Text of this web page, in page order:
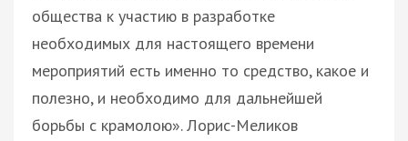
общества к участию в разработке
необходимых для настоящего времени
мероприятий есть именно то средство, какое и
полезно, и необходимо для дальнейшей
борьбы с крамолою». Лорис-Меликов